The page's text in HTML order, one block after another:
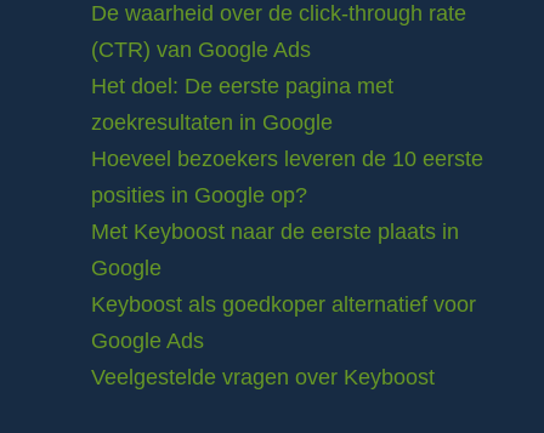
De waarheid over de click-through rate
(CTR) van Google Ads
Het doel: De eerste pagina met
zoekresultaten in Google
Hoeveel bezoekers leveren de 10 eerste
posities in Google op?
Met Keyboost naar de eerste plaats in
Google
Keyboost als goedkoper alternatief voor
Google Ads
Veelgestelde vragen over Keyboost